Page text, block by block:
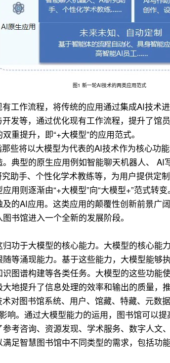
图1 新一轮AI技术的两类应用范式
工作流程，将传统的应用通过集成AI技术
发等，通过优化现有工作流程，提升了馆
重提升，即“+大模型”的应用范式。
些将以大模型为代表的AI技术作为核心功
典型的原生应用例如智能聊天机器人、
助手、个性化学术教练等，为用户提供定
则逐渐由“+大模型”向“大模型+”范式转变。
的AI应用。这类应用的颠覆性创新前景广
书馆进入一个全新的发展阶段。
功于大模型的核心能力。大模型的核心
等涌现能力。基于这些能力，大模型能够
图谱构建等各类任务。大模型的这些功
地提升了信息处理的效率和输出的质量，
对图书馆系统、用户、馆藏、特藏、元数
响。通过大模型能力的运用，图书馆可以
考咨询、资源发现、学术服务、数字人
足智慧图书馆中不同类型的需求，包括功